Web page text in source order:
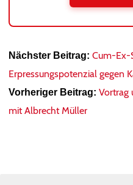
Nächster Beitrag: Cum-Ex-
Erpressungspotenzial gegen
Vorheriger Beitrag: Vortrag
mit Albrecht Müller